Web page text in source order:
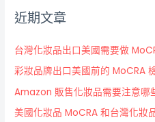
近期文章
台灣化妝品出口美國需要做
彩妝品牌出口美國前的 MoCRA
Amazon 販售化妝品需要注意哪
美國化妝品 MoCRA 和台灣化妝